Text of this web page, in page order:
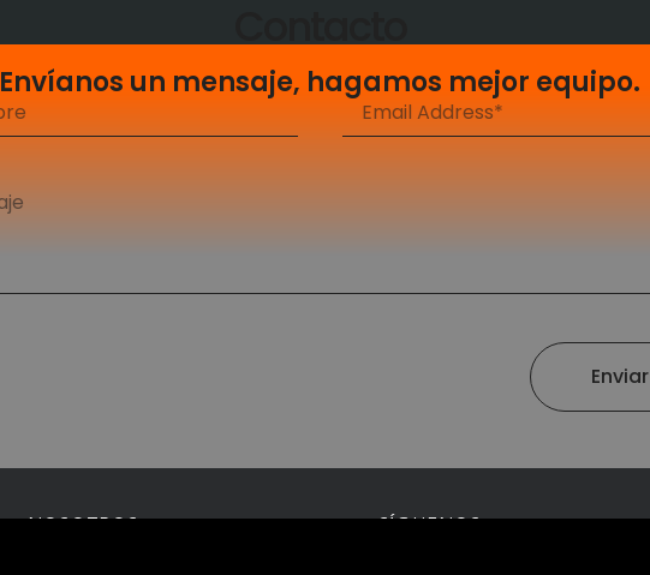
Envíanos un mensaje, hagamos mejor equipo.
Enviar
NOSOTROS SÍGUENOS